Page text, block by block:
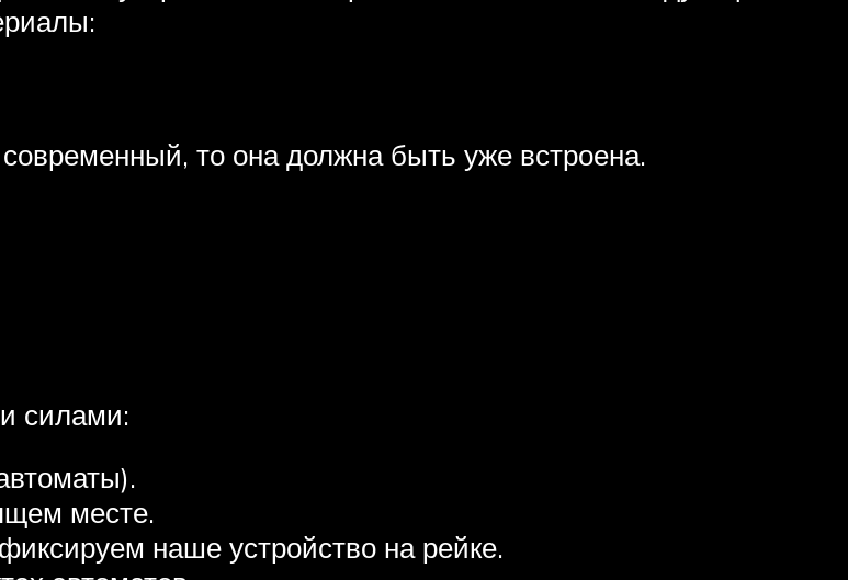
то она должна быть уже встроена.
силами:
месте.
наше устройство на рейке.